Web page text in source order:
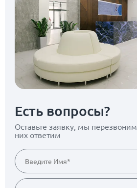
Есть вопросы?
Оставьте заявку, мы перезвоним
них ответим